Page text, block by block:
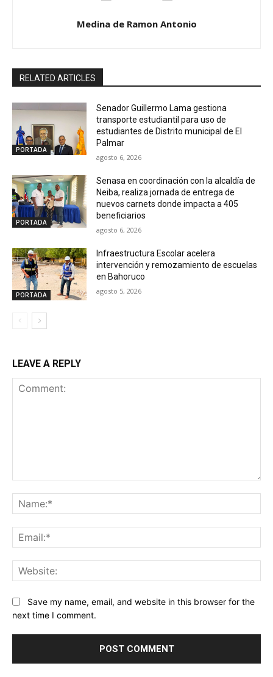
Medina de Ramon Antonio
RELATED ARTICLES
PORTADA
Senador Guillermo Lama gestiona
transporte estudiantil para uso de
estudiantes de Distrito municipal de El
Palmar
agosto 6, 2026
PORTADA
Senasa en coordinación con la alcaldía de
Neiba, realiza jornada de entrega de
nuevos carnets donde impacta a 405
beneficiarios
agosto 6, 2026
PORTADA
Infraestructura Escolar acelera
intervención y remozamiento de escuelas
en Bahoruco
agosto 5, 2026
LEAVE A REPLY
Save my name, email, and website in this browser for the
next time I comment.